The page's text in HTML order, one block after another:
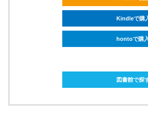
Kindleで購
hontoで購入
図書館で探